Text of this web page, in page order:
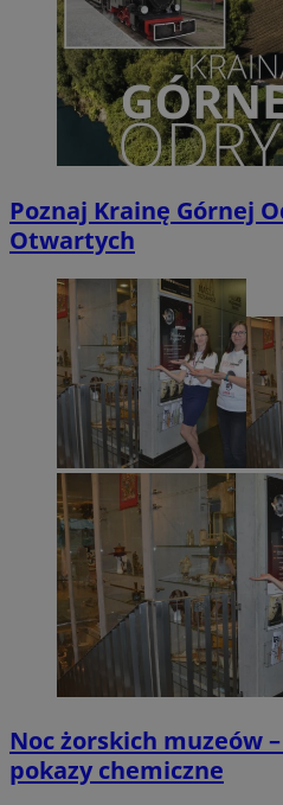
Poznaj Krainę Górnej
Otwartych
Noc żorskich muzeów
pokazy chemiczne